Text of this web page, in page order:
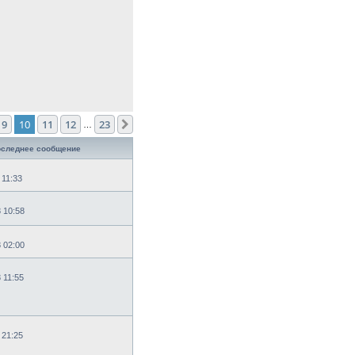
9 10 11 12 23
сообщение
10:58
02:00
11:55
21:25